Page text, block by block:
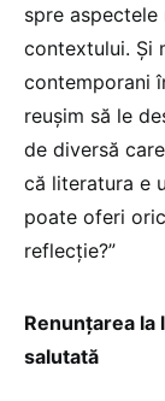
spre
contextului. Și
contemporani
reușim să le
de diversă
că literatura e
poate oferi
reflecție?”
Renunțarea
salutată